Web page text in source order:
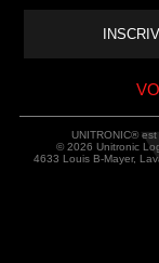
UNITRONIC®
© 2026 Unitronic
4633 Louis B-Mayer,